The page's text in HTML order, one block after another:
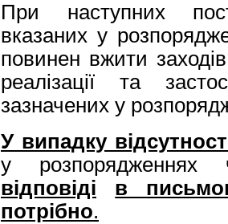
При наступних
вказаних у
повинен вжити
реалізації та
зазначених у
У випадку
у розпорядженнях
відповіді
в
потрібно.